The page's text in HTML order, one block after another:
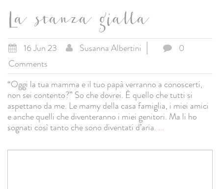
La stanza gialla
16 Jun 23 Susanna Albertini
0
Comments
“Oggi la tua mamma e il tuo papà verranno a conoscerti,
non sei contento?” So che dovrei. È quello che tutti si
aspettano da me. Le mamy della casa famiglia, i miei amici
e anche quelli che diventeranno i miei genitori. Ma li ho
sognati così tanto che sono diventati d’aria. ...